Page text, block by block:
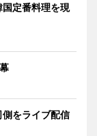
定番料理を現
をライブ配信